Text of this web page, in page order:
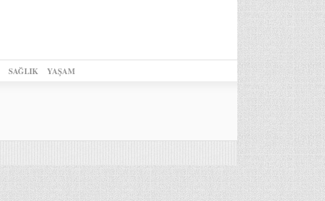
SAĞLIK YAŞAM